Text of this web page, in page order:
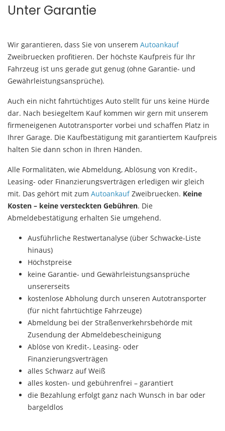
Unter Garantie
Wir garantieren, dass Sie von unserem Autoankauf
Zweibruecken profitieren. Der höchste Kaufpreis für Ihr
Fahrzeug ist uns gerade gut genug (ohne Garantie- und
Gewährleistungsansprüche).
Auch ein nicht fahrtüchtiges Auto stellt für uns keine Hürde
dar. Nach besiegeltem Kauf kommen wir gern mit unserem
firmeneigenen Autotransporter vorbei und schaffen Platz in
Ihrer Garage. Die Kaufbestätigung mit garantiertem Kaufpreis
halten Sie dann schon in Ihren Händen.
Alle Formalitäten, wie Abmeldung, Ablösung von Kredit-,
Leasing- oder Finanzierungsverträgen erledigen wir gleich
mit. Das gehört mit zum AutoankaufZweibruecken. Keine
Kosten – keine versteckten Gebühren. Die
Abmeldebestätigung erhalten Sie umgehend.
Ausführliche Restwertanalyse (über Schwacke-Liste
hinaus)
Höchstpreise
keine Garantie- und Gewährleistungsansprüche
unsererseits
kostenlose Abholung durch unseren Autotransporter
(für nicht fahrtüchtige Fahrzeuge)
Abmeldung bei der Straßenverkehrsbehörde mit
Zusendung der Abmeldebescheinigung
Ablöse von Kredit-, Leasing- oder
Finanzierungsverträgen
alles Schwarz auf Weiß
alles kosten- und gebührenfrei – garantiert
die Bezahlung erfolgt ganz nach Wunsch in bar oder
bargeldlos